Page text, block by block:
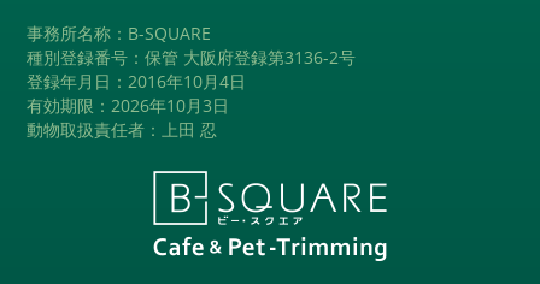
事務所名称：B-SQUARE
種別登録番号：保管 大阪府登録第3136-2号
登録年月日：2016年10月4日
有効期限：2026年10月3日
動物取扱責任者：上田 忍